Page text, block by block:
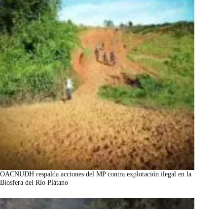
OACNUDH respalda acciones del MP contra explotación ilegal en la
Biosfera del Río Plátano